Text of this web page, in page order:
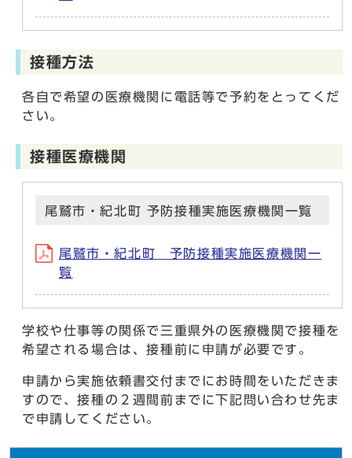
接種方法
各自で希望の医療機関に電話等で予約をとってくだ
さい。
接種医療機関
尾鷲市・紀北町 予防接種実施医療機関一覧
尾鷲市・紀北町 予防接種実施医療機関一
覧
学校や仕事等の関係で三重県外の医療機関で接種を
希望される場合は、接種前に申請が必要です。
申請から実施依頼書交付までにお時間をいただきま
すので、接種の２週間前までに下記問い合わせ先ま
で申請してください。